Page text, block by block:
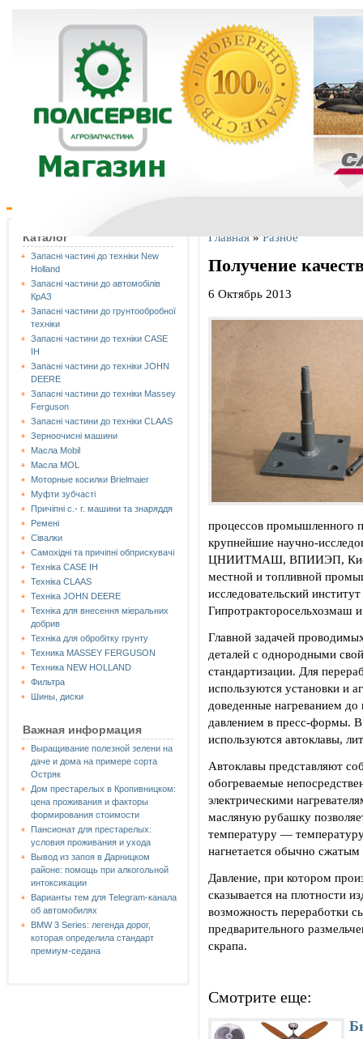
Каталог
Запасні частині до техніки New
Holland
Запасні частини до автомобілів
КрАЗ
Запасні частини до грунтообробної
техніки
Запасні частини до техніки CASE
IH
Запасні частини до техніки JOHN
DEERE
Запасні частини до техніки Massey
Ferguson
Запасні частини до техніки СLAAS
Зерноочисні машини
Масла Mobil
Масла MOL
Моторные косилки Brielmaier
Муфти зубчасті
Причіпні с.- г. машини та знаряддя
Ремені
Сівалки
Самохідні та причіпні обприскувачі
Техніка CASE IH
Техніка CLAAS
Техніка JOHN DEERE
Техніка для внесення міеральних
добрив
Техніка для обробітку грунту
Техника MASSEY FERGUSON
Техника NEW HOLLAND
Фильтра
Шины, диски
Важная информация
Выращивание полезной зелени на
даче и дома на примере сорта
Остряк
Дом престарелых в Кропивницком:
цена проживания и факторы
формирования стоимости
Пансионат для престарелых:
условия проживания и ухода
Вывод из запоя в Дарницком
районе: помощь при алкогольной
интоксикации
Варианты тем для Telegram-канала
об автомобилях
BMW 3 Series: легенда дорог,
которая определила стандарт
премиум-седана
Главная»Разное
Получение
6 Октябрь 2013
процессов промышленного
крупнейшие научно-
ЦНИИТМАШ, ВПИИЭП,
местной и топливной
исследовательский
Гипротракторосельхозмаш
Главной задачей
деталей с однородными
стандартизации. Для
используются установки и
доведенные нагреванием до
давлением в пресс-формы.
используются автоклавы,
Автоклавы представляют
обогреваемые
электрическими
масляную рубашку
температуру —
нагнетается обычно
Давление, при котором
сказывается на плотности
возможность переработки
предварительного
скрапа.
Смотрите еще: